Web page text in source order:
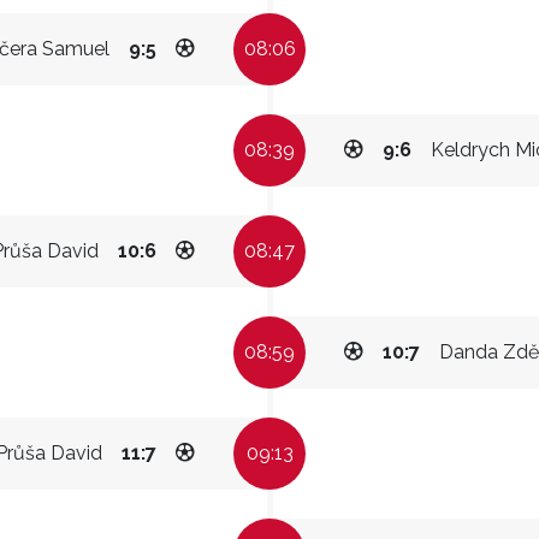
Samuel 9:5 08:06
08:39 Keldrych
9:6
David 10:6 08:47
08:59 Danda
10:7
David 11:7 09:13